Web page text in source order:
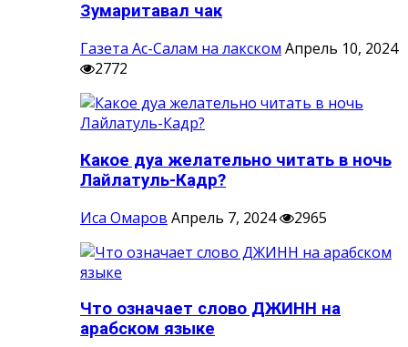
Зумаритавал чак
Газета Ас-Салам на лакском Апрель 10, 2024
2772
Какое дуа желательно читать в ночь
Лайлатуль-Кадр?
Иса Омаров Апрель 7, 2024 2965
Что означает слово ДЖИНН на
арабском языке